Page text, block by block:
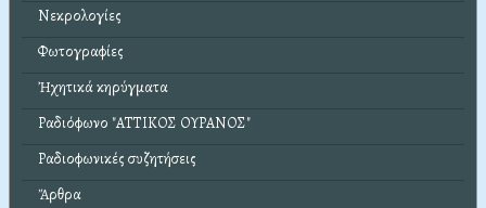
Νεκρολογίες
Φωτογραφίες
Ἠχητικά κηρύγματα
Ραδιόφωνο "ΑΤΤΙΚΟΣ ΟΥΡΑΝΟΣ"
Ραδιοφωνικές συζητήσεις
Ἄρθρα